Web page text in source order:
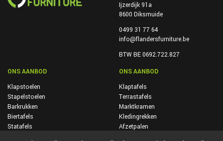
Ijzerdijk 91a
8600 Diksmuide
0499 31 77 64
info@flandersfurniture.be
BTW BE 0692.722.827
ONS AANBOD
Klapstoelen
Stapelstoelen
Barkrukken
Biertafels
Statafels
ONS AANBOD
Klaptafels
Terrastafels
Marktkramen
Kledingrekken
Afzetpalen